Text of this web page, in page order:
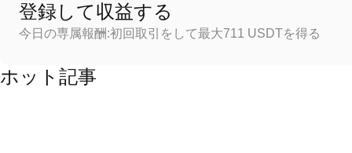
登録して収益する
今日の専属報酬:初回取引をして最大711 USDTを得る
ホット記事